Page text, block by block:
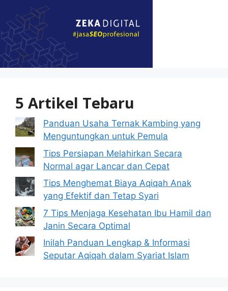
5 Artikel Tebaru
Panduan Usaha Ternak Kambing yang
Menguntungkan untuk Pemula
Tips Persiapan Melahirkan Secara
Normal agar Lancar dan Cepat
Tips Menghemat Biaya Aqiqah Anak
yang Efektif dan Tetap Syari
7 Tips Menjaga Kesehatan Ibu Hamil dan
Janin Secara Optimal
Inilah Panduan Lengkap & Informasi
Seputar Aqiqah dalam Syariat Islam